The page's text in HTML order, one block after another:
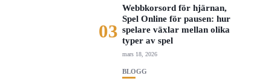
03
Webbkorsord för hjärnan,
Spel Online för pausen: hur
spelare växlar mellan olika
typer av spel
mars 18, 2026
BLOGG